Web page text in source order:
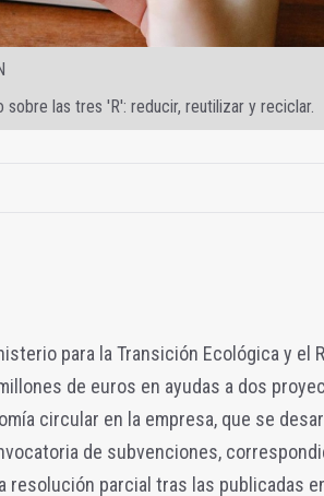
sobre las tres 'R': reducir, reutilizar y reciclar.
para la Transición Ecológica y
de euros en ayudas a dos
circular en la empresa, que se
de subvenciones,
resolución parcial tras las publicadas